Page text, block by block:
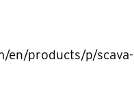
en/products/p/scava-